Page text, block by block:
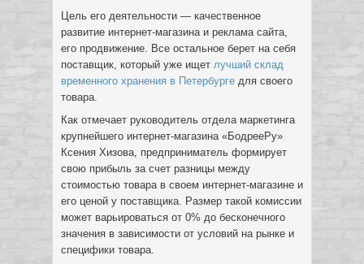
Цель его деятельности — качественное
развитие интернет-магазина и реклама сайта,
его продвижение. Все остальное берет на себя
поставщик, который уже ищет лучший склад
временного хранения в Петербурге для своего
товара.
Как отмечает руководитель отдела маркетинга
крупнейшего интернет-магазина «БодрееРу»
Ксения Хизова, предприниматель формирует
свою прибыль за счет разницы между
стоимостью товара в своем интернет-магазине и
его ценой у поставщика. Размер такой комиссии
может варьироваться от 0% до бесконечного
значения в зависимости от условий на рынке и
специфики товара.